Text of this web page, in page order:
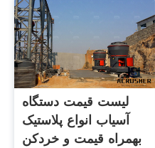
لیست قیمت دستگاه
آسیاب انواع پلاستیک
بهمراه قیمت و خردکن